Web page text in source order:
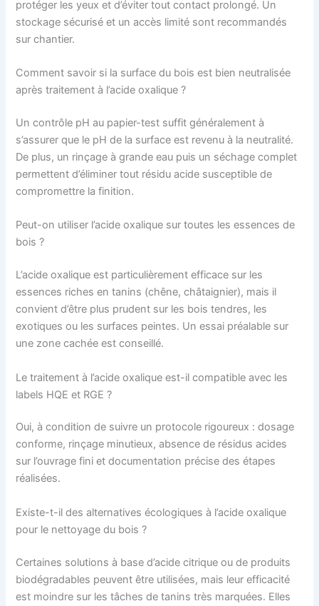
protéger les yeux et d’éviter tout contact prolongé. Un
stockage sécurisé et un accès limité sont recommandés
sur chantier.
Comment savoir si la surface du bois est bien neutralisée
après traitement à l’acide oxalique ?
Un contrôle pH au papier-test suffit généralement à
s’assurer que le pH de la surface est revenu à la neutralité.
De plus, un rinçage à grande eau puis un séchage complet
permettent d’éliminer tout résidu acide susceptible de
compromettre la finition.
Peut-on utiliser l’acide oxalique sur toutes les essences de
bois ?
L’acide oxalique est particulièrement efficace sur les
essences riches en tanins (chêne, châtaignier), mais il
convient d’être plus prudent sur les bois tendres, les
exotiques ou les surfaces peintes. Un essai préalable sur
une zone cachée est conseillé.
Le traitement à l’acide oxalique est-il compatible avec les
labels HQE et RGE ?
Oui, à condition de suivre un protocole rigoureux : dosage
conforme, rinçage minutieux, absence de résidus acides
sur l’ouvrage fini et documentation précise des étapes
réalisées.
Existe-t-il des alternatives écologiques à l’acide oxalique
pour le nettoyage du bois ?
Certaines solutions à base d’acide citrique ou de produits
biodégradables peuvent être utilisées, mais leur efficacité
est moindre sur les tâches de tanins très marquées. Elles